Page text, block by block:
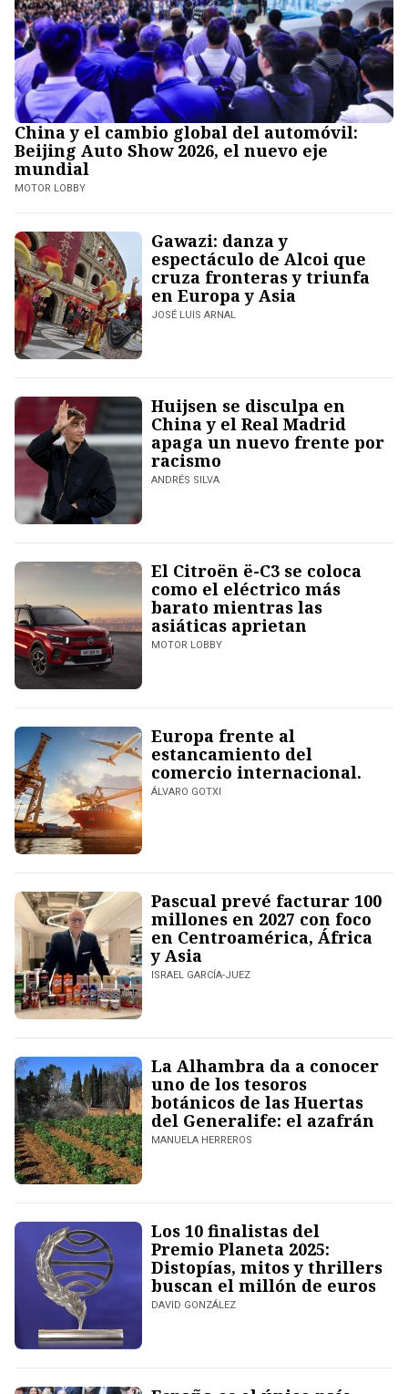
China y el cambio global del automóvil:
Beijing Auto Show 2026, el nuevo eje
mundial
MOTOR LOBBY
Gawazi: danza y
espectáculo de Alcoi que
cruza fronteras y triunfa
en Europa y Asia
JOSÉ LUIS ARNAL
Huijsen se disculpa en
China y el Real Madrid
apaga un nuevo frente por
racismo
ANDRÉS SILVA
El Citroën ë-C3 se coloca
como el eléctrico más
barato mientras las
asiáticas aprietan
MOTOR LOBBY
Europa frente al
estancamiento del
comercio internacional.
ÁLVARO GOTXI
Pascual prevé facturar 100
millones en 2027 con foco
en Centroamérica, África
y Asia
ISRAEL GARCÍA-JUEZ
La Alhambra da a conocer
uno de los tesoros
botánicos de las Huertas
del Generalife: el azafrán
MANUELA HERREROS
Los 10 finalistas del
Premio Planeta 2025:
Distopías, mitos y thrillers
buscan el millón de euros
DAVID GONZÁLEZ